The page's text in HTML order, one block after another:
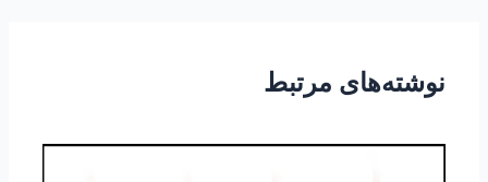
نوشته‌های مرتبط